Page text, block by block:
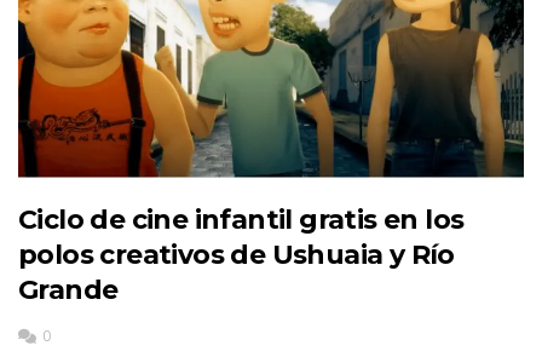
Ciclo de cine infantil gratis en los
polos creativos de Ushuaia y Río
Grande
0